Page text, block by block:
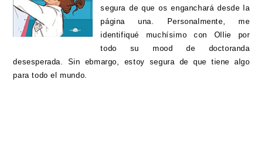
segura de que os enganchará desde la
página una. Personalmente, me
identifiqué muchísimo con Ollie por
todo su mood de doctoranda
desesperada. Sin ebmargo, estoy segura de que tiene algo
para todo el mundo.